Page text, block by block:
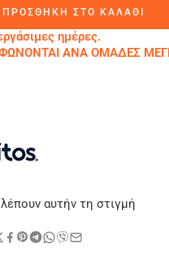
ΠΡΟΣΘΉΚΗ ΣΤΟ ΚΑΛΆΘΙ
ημέρες.
ΑΝΑ ΟΜΑΔΕΣ
αυτήν τη στιγμή